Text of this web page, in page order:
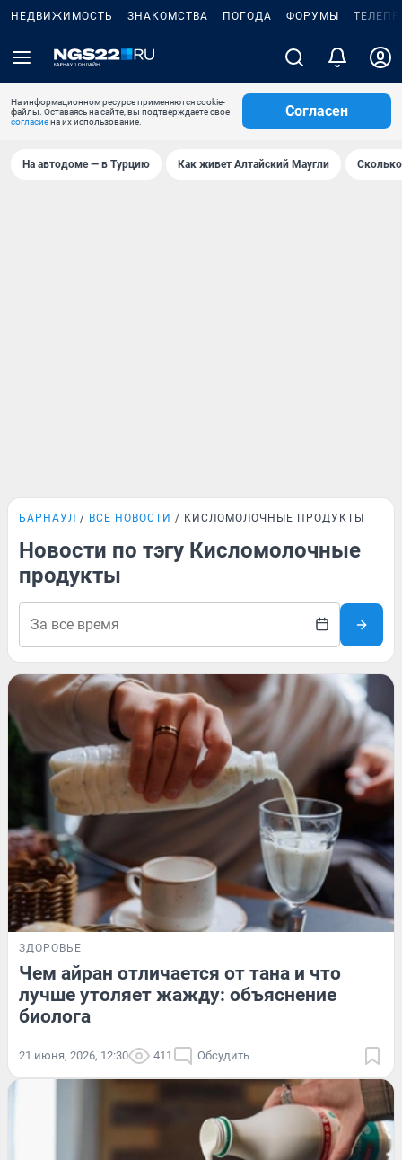
НЕДВИЖИМОСТЬ ЗНАКОМСТВА ПОГОДА ФОРУМЫ
На информационном ресурсе применяются cookie-
файлы. Оставаясь на сайте, вы подтверждаете свое
согласиена их использование.
Согласен
На автодоме — в Турцию Как живет Алтайский Маугли
БАРНАУЛ ВСЕ НОВОСТИ КИСЛОМОЛОЧНЫЕ ПРОДУКТЫ
Новости по тэгу Кисломолочные
продукты
ЗДОРОВЬЕ
Чем айран отличается от тана и что
лучше утоляет жажду: объяснение
биолога
21 июня, 2026, 12:30 411 Обсудить